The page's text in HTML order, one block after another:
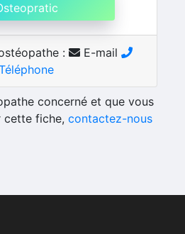
:
E-mail
concerné et que vous
cette fiche, contactez-nous